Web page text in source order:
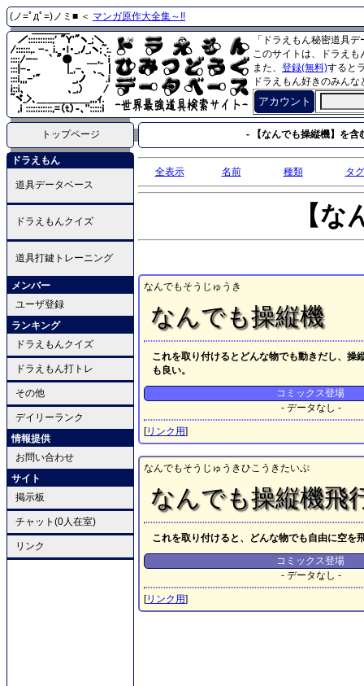
(ノ=ﾟдﾟ=)ノミ■ ＜ マンガ原作大全集～!!
「ドラえもん秘密道具
このサイトは、ドラえ
また、 登録(無料)すると
ドラえもん好きのみん
アカウント
トップページ - 【なんでも操縦機】を含
ドラえもん
道具データベース
ドラえもんクイズ
道具打鍵トレーニング
メンバー
ユーザ登録
ランキング
ドラえもんクイズ
ドラえもん打トレ
その他
デイリーランク
情報提供
お問い合わせ
サイト
掲示板
チャット(0人在室)
リンク
全表示 名前 種類 タグ
【
なんでもそうじゅうき
なんでも操縦機
これを取り付けるとどんな物でも動きだし、操
も良い。
コミックス登場
- データなし -
[リンク用]
なんでもそうじゅうきひこうきたいぷ
なんでも操縦機飛
これを取り付けると、どんな物でも自由に空を
コミックス登場
- データなし -
[リンク用]